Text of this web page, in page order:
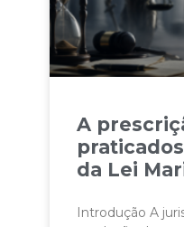
A
da Lei
Introdução A